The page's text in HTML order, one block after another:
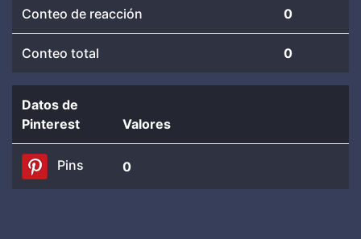
Conteo de reacción 0
Conteo total 0
Datos de
Pinterest
Valores
Pins 0